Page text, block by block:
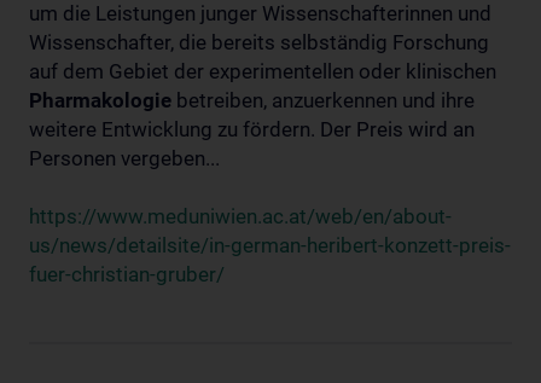
um die Leistungen junger Wissenschafterinnen und
Wissenschafter, die bereits selbständig Forschung
auf dem Gebiet der experimentellen oder klinischen
Pharmakologie betreiben, anzuerkennen und ihre
weitere Entwicklung zu fördern. Der Preis wird an
Personen vergeben...
https://www.meduniwien.ac.at/web/en/about-
us/news/detailsite/in-german-heribert-konzett-preis-
fuer-christian-gruber/